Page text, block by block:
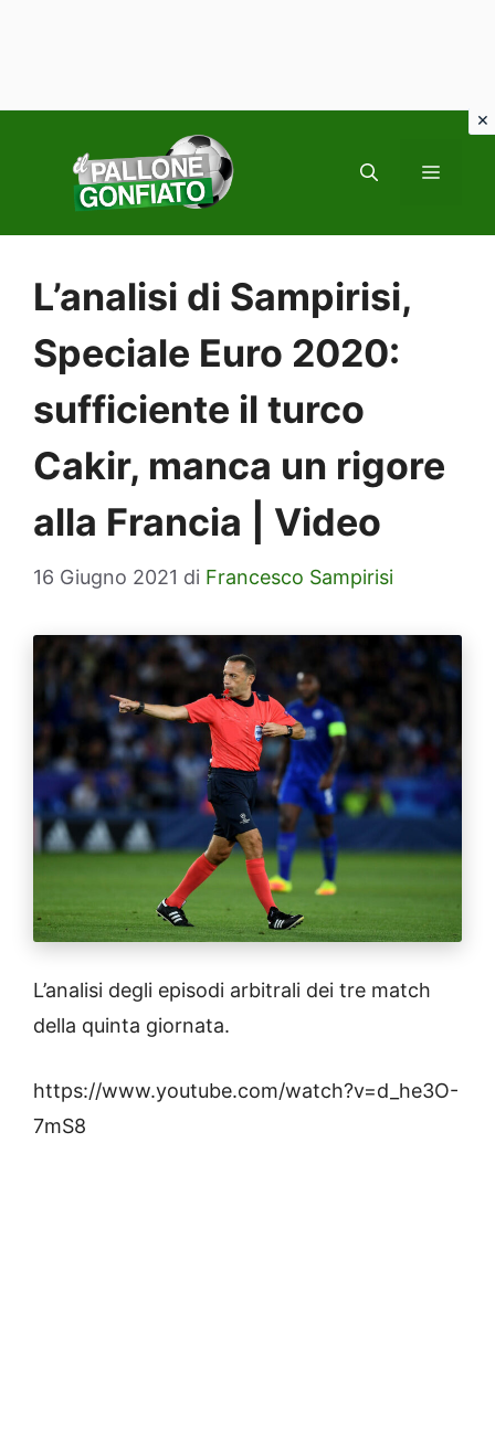
contenuto
MENU
L’analisi di Sampirisi,
Speciale Euro 2020:
sufficiente il turco
Cakir, manca un rigore
alla Francia | Video
16 Giugno 2021 di Francesco Sampirisi
L’analisi degli episodi arbitrali dei tre match
della quinta giornata.
https://www.youtube.com/watch?v=d_he3O-
7mS8